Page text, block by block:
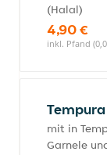
(Halal)
4,90 €
inkl. Pfand
mit in
Garnele